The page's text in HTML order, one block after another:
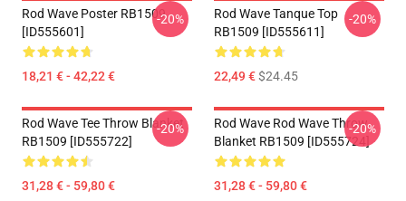
Rod Wave Poster RB1509
[ID555601]
18,21 € - 42,22 €
-20%
Rod Wave Tanque Top
RB1509 [ID555611]
22,49 €$24.45
-20%
Rod Wave Tee Throw Blanket
RB1509 [ID555722]
31,28 € - 59,80 €
-20%
Rod Wave Rod Wave Throw
Blanket RB1509 [ID555724]
31,28 € - 59,80 €
-20%